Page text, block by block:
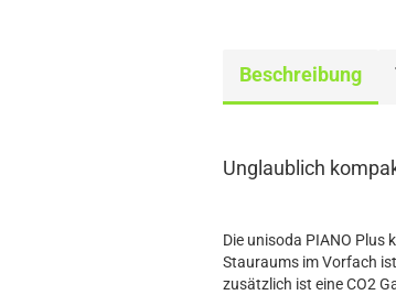
Beschreibung
Unglaublich
Die unisoda PIANO Plus
Stauraums im Vorfach
zusätzlich ist eine CO2